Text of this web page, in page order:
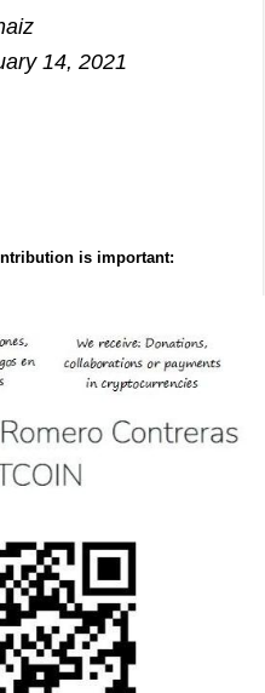
14, 2021
is important: